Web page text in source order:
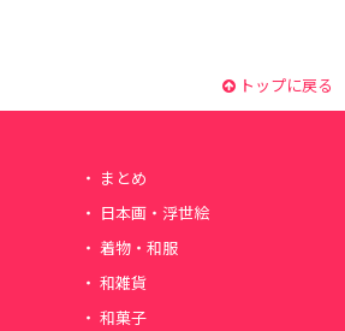
トップに戻る
まとめ
日本画・浮世絵
着物・和服
和雑貨
和菓子